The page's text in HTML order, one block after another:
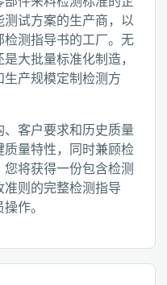
试方案的生产商，以
检测指导书的工厂。无
大批量标准化制造，
产规模定制检测方
客户要求和历史质量
量特性，同时兼顾检
将获得一份包含检测
则的完整检测指导
作。